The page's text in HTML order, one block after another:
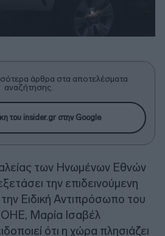
άρθρα στα αποτελέσματα
αναζήτησης.
του insider.gr στην Google
των Ηνωμένων Εθνών
την επιδεινούμενη
Ειδική Αντιπρόσωπο του
ΟΗΕ, Μαρία Ισαβέλ
ότι η χώρα πλησιάζει